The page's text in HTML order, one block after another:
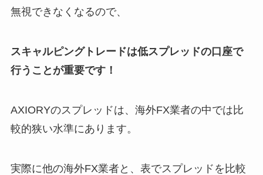
無視できなくなるので、
スキャルピングトレードは低スプレッドの口座で
行うことが重要です！
AXIORYのスプレッドは、海外FX業者の中では比
較的狭い水準にあります。
実際に他の海外FX業者と、表でスプレッドを比較